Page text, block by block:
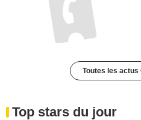
Toutes les actus
Top stars du jour